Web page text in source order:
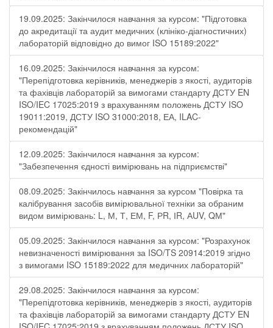
19.09.2025: Закінчилося навчання за курсом: "Підготовка
до акредитації та аудит медичних (клініко-діагностичних)
лабораторій відповідно до вимог ISO 15189:2022"
16.09.2025: Закінчилося навчання за курсом:
"Перепідготовка керівників, менеджерів з якості, аудиторів
та фахівців лабораторій за вимогами стандарту ДСТУ EN
ISO/IEC 17025:2019 з врахуванням положень ДСТУ ISO
19011:2019, ДСТУ ISO 31000:2018, ЕА, ILAC-
рекомендацій"
12.09.2025: Закінчилося навчання за курсом:
"Забезпечення єдності вимірювань на підприємстві"
08.09.2025: Закінчилось навчання за курсом "Повірка та
калібрування засобів вимірювальної техніки за обраним
видом вимірювань: L, М, Т, ЕМ, F, РR, ІR, АUV, QМ"
05.09.2025: Закінчилося навчання за курсом: "Розрахунок
невизначеності вимірювання за ISO/TS 20914:2019 згідно
з вимогами ISO 15189:2022 для медичних лабораторій"
29.08.2025: Закінчилося навчання за курсом:
"Перепідготовка керівників, менеджерів з якості, аудиторів
та фахівців лабораторій за вимогами стандарту ДСТУ EN